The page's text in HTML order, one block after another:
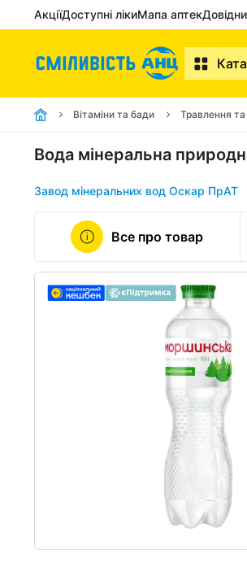
АкціїДоступні лікиМапа аптек
Вітаміни та бади Травлення
Вода мінеральна
Завод мінеральних вод Оскар ПрАТ
Все про товар